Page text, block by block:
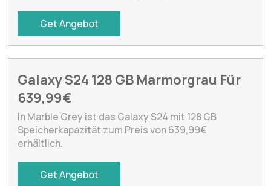
Get Angebot
Galaxy S24 128 GB Marmorgrau Für
639,99€
In Marble Grey ist das Galaxy S24 mit 128 GB
Speicherkapazität zum Preis von 639,99€
erhältlich.
Get Angebot